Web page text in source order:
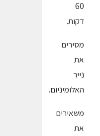
60
דקות.
מסירים
את
נייר
האלומיניום.
משאירים
את